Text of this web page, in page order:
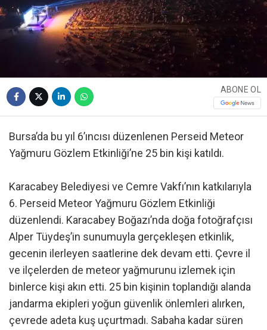
ABONE OL
Bursa’da bu yıl 6’ıncısı düzenlenen Perseid Meteor
Yağmuru Gözlem Etkinliği’ne 25 bin kişi katıldı.
Karacabey Belediyesi ve Cemre Vakfı’nın katkılarıyla
6. Perseid Meteor Yağmuru Gözlem Etkinliği
düzenlendi. Karacabey Boğazı’nda doğa fotoğrafçısı
Alper Tüydeş’in sunumuyla gerçekleşen etkinlik,
gecenin ilerleyen saatlerine dek devam etti. Çevre il
ve ilçelerden de meteor yağmurunu izlemek için
binlerce kişi akın etti. 25 bin kişinin toplandığı alanda
jandarma ekipleri yoğun güvenlik önlemleri alırken,
çevrede adeta kuş uçurtmadı. Sabaha kadar süren